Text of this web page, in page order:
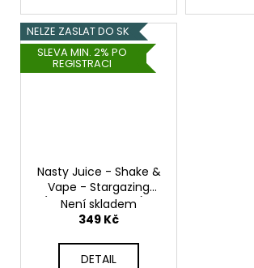
NELZE ZASLAT DO SK
SLEVA MIN. 2% PO
REGISTRACI
Nasty Juice - Shake &
Vape - Stargazing
(Borůvková směs) -
20ml
Není skladem
349 Kč
DETAIL